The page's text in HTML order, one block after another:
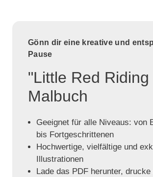
Gönn dir eine kreative und
Pause
"Little Red
Malbuch
Geeignet für alle Niveaus: von
bis Fortgeschrittenen
Hochwertige, vielfältige und
Illustrationen
Lade das PDF herunter, drucke